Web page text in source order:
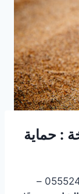
: حماية
0555241770 –